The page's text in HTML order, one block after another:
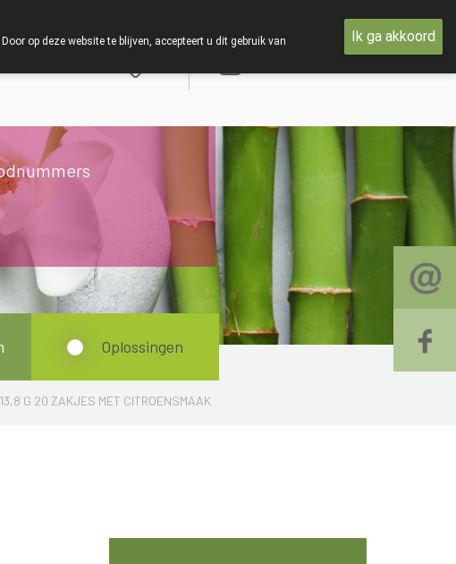
G 20 ZAKJES MET CITROENSMAAK
Oplossingen
op deze website te blijven, accepteert u dit gebruik van
Ik ga akkoord